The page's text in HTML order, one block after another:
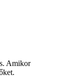
Amikor